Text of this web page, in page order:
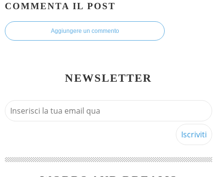
COMMENTA IL POST
Aggiungere un commento
NEWSLETTER